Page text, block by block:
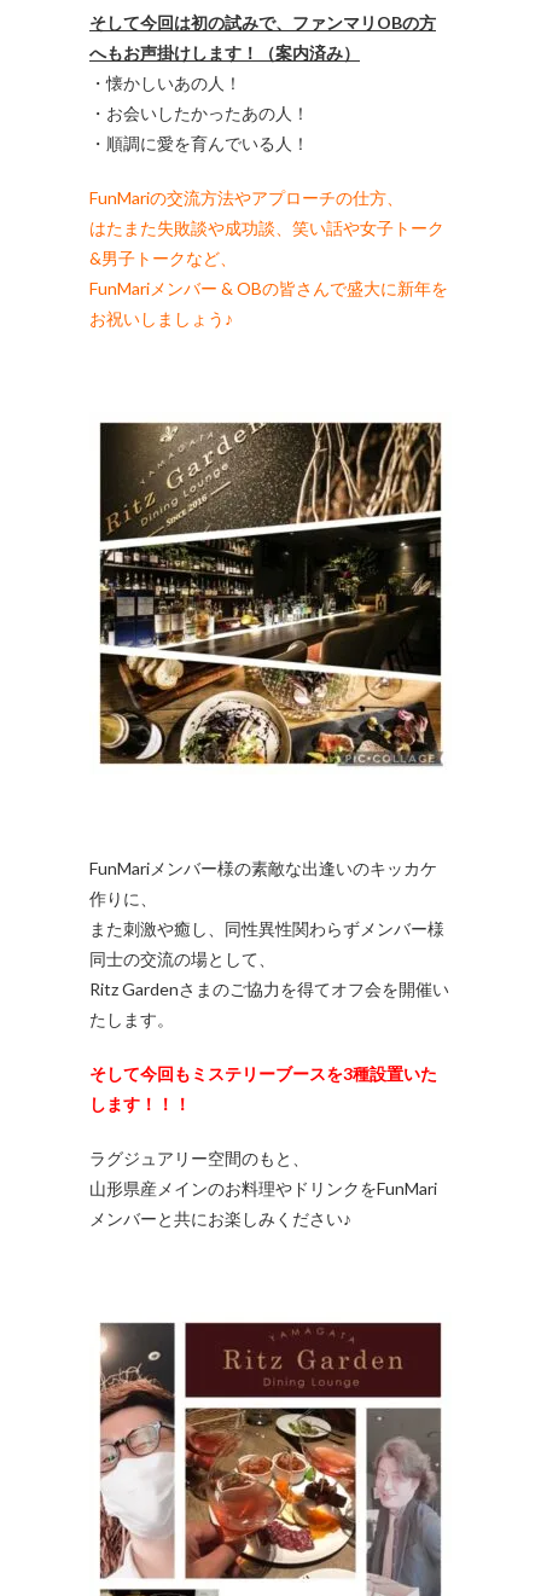
そして今回は初の試みで、ファンマリOBの方
へもお声掛けします！（案内済み）
・懐かしいあの人！
・お会いしたかったあの人！
・順調に愛を育んでいる人！
FunMariの交流方法やアプローチの仕方、
はたまた失敗談や成功談、笑い話や女子トーク
&男子トークなど、
FunMariメンバー & OBの皆さんで盛大に新年を
お祝いしましょう♪
FunMariメンバー様の素敵な出逢いのキッカケ
作りに、
また刺激や癒し、同性異性関わらずメンバー様
同士の交流の場として、
Ritz Gardenさまのご協力を得てオフ会を開催い
たします。
そして今回もミステリーブースを3種設置いた
します！！！
ラグジュアリー空間のもと、
山形県産メインのお料理やドリンクをFunMari
メンバーと共にお楽しみください♪